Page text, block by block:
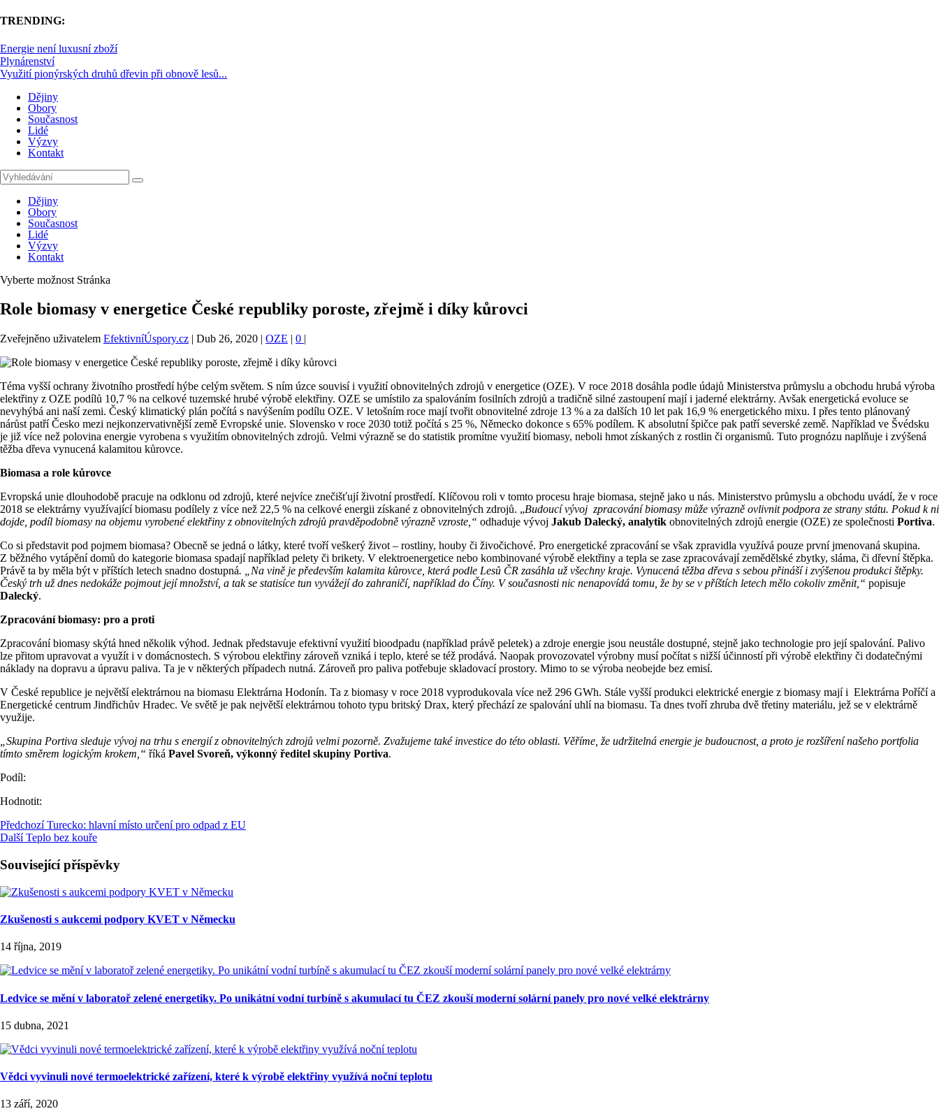
TRENDING:
Energie není luxusní zboží
Plynárenství
Využití pionýrských druhů dřevin při obnově lesů...
Dějiny
Obory
Současnost
Lidé
Výzvy
Kontakt
Dějiny
Obory
Současnost
Lidé
Výzvy
Kontakt
Vyberte možnost Stránka
Role biomasy v energetice České republiky poroste, zřejmě i díky kůrovci
Zveřejněno uživatelem EfektivníÚspory.cz | Dub 26, 2020 | OZE | 0 |
Téma vyšší ochrany životního prostředí hýbe celým světem. S ním úzce souvisí i využití obnovitelných zdrojů v energetice (OZE). V roce 2018 dosáhla podle údajů Ministerstva průmyslu a obchodu hrubá výroba
elektřiny z OZE podílů 10,7 % na celkové tuzemské hrubé výrobě elektřiny. OZE se umístilo za spalováním fosilních zdrojů a tradičně silné zastoupení mají i jaderné elektrárny. Avšak energetická evoluce se
nevyhýbá ani naší zemi. Český klimatický plán počítá s navýšením podílu OZE. V letošním roce mají tvořit obnovitelné zdroje 13 % a za dalších 10 let pak 16,9 % energetického mixu. I přes tento plánovaný
nárůst patří Česko mezi nejkonzervativnější země Evropské unie. Slovensko v roce 2030 totiž počítá s 25 %, Německo dokonce s 65% podílem. K absolutní špičce pak patří severské země. Například ve Švédsku
je již více než polovina energie vyrobena s využitím obnovitelných zdrojů. Velmi výrazně se do statistik promítne využití biomasy, neboli hmot získaných z rostlin či organismů. Tuto prognózu naplňuje i zvýšená
těžba dřeva vynucená kalamitou kůrovce.
Biomasa a role kůrovce
Evropská unie dlouhodobě pracuje na odklonu od zdrojů, které nejvíce znečišťují životní prostředí. Klíčovou roli v tomto procesu hraje biomasa, stejně jako u nás. Ministerstvo průmyslu a obchodu uvádí, že v roce
2018 se elektrárny využívající biomasu podílely z více než 22,5 % na celkové energii získané z obnovitelných zdrojů. „Budoucí vývoj zpracování biomasy může výrazně ovlivnit podpora ze strany státu. Pokud k ní
dojde, podíl biomasy na objemu vyrobené elektřiny z obnovitelných zdrojů pravděpodobně výrazně vzroste,“ odhaduje vývoj Jakub Dalecký, analytik obnovitelných zdrojů energie (OZE) ze společnosti Portiva.
Co si představit pod pojmem biomasa? Obecně se jedná o látky, které tvoří veškerý život – rostliny, houby či živočichové. Pro energetické zpracování se však zpravidla využívá pouze první jmenovaná skupina.
Z běžného vytápění domů do kategorie biomasa spadají například pelety či brikety. V elektroenergetice nebo kombinované výrobě elektřiny a tepla se zase zpracovávají zemědělské zbytky, sláma, či dřevní štěpka.
Právě ta by měla být v příštích letech snadno dostupná. „Na vině je především kalamita kůrovce, která podle Lesů ČR zasáhla už všechny kraje. Vynucená těžba dřeva s sebou přináší i zvýšenou produkci štěpky.
Český trh už dnes nedokáže pojmout její množství, a tak se statisíce tun vyvážejí do zahraničí, například do Číny. V současnosti nic nenapovídá tomu, že by se v příštích letech mělo cokoliv změnit,“ popisuje
Dalecký.
Zpracování biomasy: pro a proti
Zpracování biomasy skýtá hned několik výhod. Jednak představuje efektivní využití bioodpadu (například právě peletek) a zdroje energie jsou neustále dostupné, stejně jako technologie pro její spalování. Palivo
lze přitom upravovat a využít i v domácnostech. S výrobou elektřiny zároveň vzniká i teplo, které se též prodává. Naopak provozovatel výrobny musí počítat s nižší účinností při výrobě elektřiny či dodatečnými
náklady na dopravu a úpravu paliva. Ta je v některých případech nutná. Zároveň pro paliva potřebuje skladovací prostory. Mimo to se výroba neobejde bez emisí.
V České republice je největší elektrárnou na biomasu Elektrárna Hodonín. Ta z biomasy v roce 2018 vyprodukovala více než 296 GWh. Stále vyšší produkci elektrické energie z biomasy mají i Elektrárna Poříčí a
Energetické centrum Jindřichův Hradec. Ve světě je pak největší elektrárnou tohoto typu britský Drax, který přechází ze spalování uhlí na biomasu. Ta dnes tvoří zhruba dvě třetiny materiálu, jež se v elektrárně
využije.
„Skupina Portiva sleduje vývoj na trhu s energií z obnovitelných zdrojů velmi pozorně. Zvažujeme také investice do této oblasti. Věříme, že udržitelná energie je budoucnost, a proto je rozšíření našeho portfolia
tímto směrem logickým krokem,“ říká Pavel Svoreň, výkonný ředitel skupiny Portiva.
Podíl:
Hodnotit:
Předchozí Turecko: hlavní místo určení pro odpad z EU
Další Teplo bez kouře
Související příspěvky
Zkušenosti s aukcemi podpory KVET v Německu
14 října, 2019
Ledvice se mění v laboratoř zelené energetiky. Po unikátní vodní turbíně s akumulací tu ČEZ zkouší moderní solární panely pro nové velké elektrárny
15 dubna, 2021
Vědci vyvinuli nové termoelektrické zařízení, které k výrobě elektřiny využívá noční teplotu
13 září, 2020